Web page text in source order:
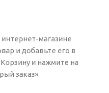
магазине
и добавьте его в
и нажмите на
заказ».